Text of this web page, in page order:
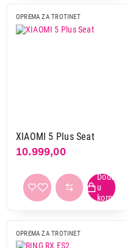
OPREMA ZA TROTINET
XIAOMI 5 Plus Seat
10.999,00
OPREMA ZA TROTINET